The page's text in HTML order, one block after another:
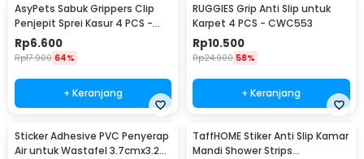
AsyPets Sabuk Grippers Clip
Penjepit Sprei Kasur 4 PCS -
PJP4
Rp6.600
Rp17.900 64%
+ Keranjang
RUGGIES Grip Anti Slip untuk
Karpet 4 PCS - CWC553
Rp10.500
Rp24.900 58%
+ Keranjang
Sticker Adhesive PVC Penyerap
Air untuk Wastafel 3.7cmx3.2M
TaffHOME Stiker Anti Slip Kamar
Mandi Shower Strips